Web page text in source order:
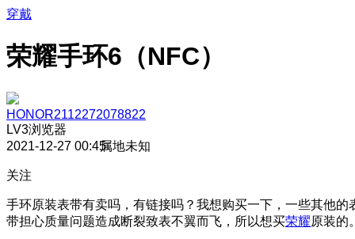
穿戴
荣耀手环6（NFC）
HONOR2112272078822
LV3浏览器
2021-12-27 00:45属地未知
关注
手环原装表带有卖吗，有链接吗？我想购买一下，一些其他的
带担心质量问题造成断裂致表不翼而飞，所以想买荣耀原装的